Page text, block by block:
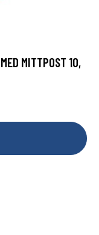
MITTPOST 10,